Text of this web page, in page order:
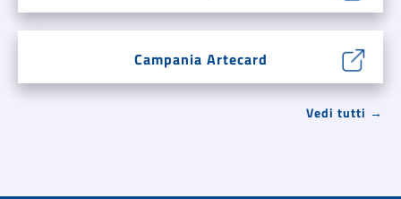
Campania Artecard
Vedi tutti →